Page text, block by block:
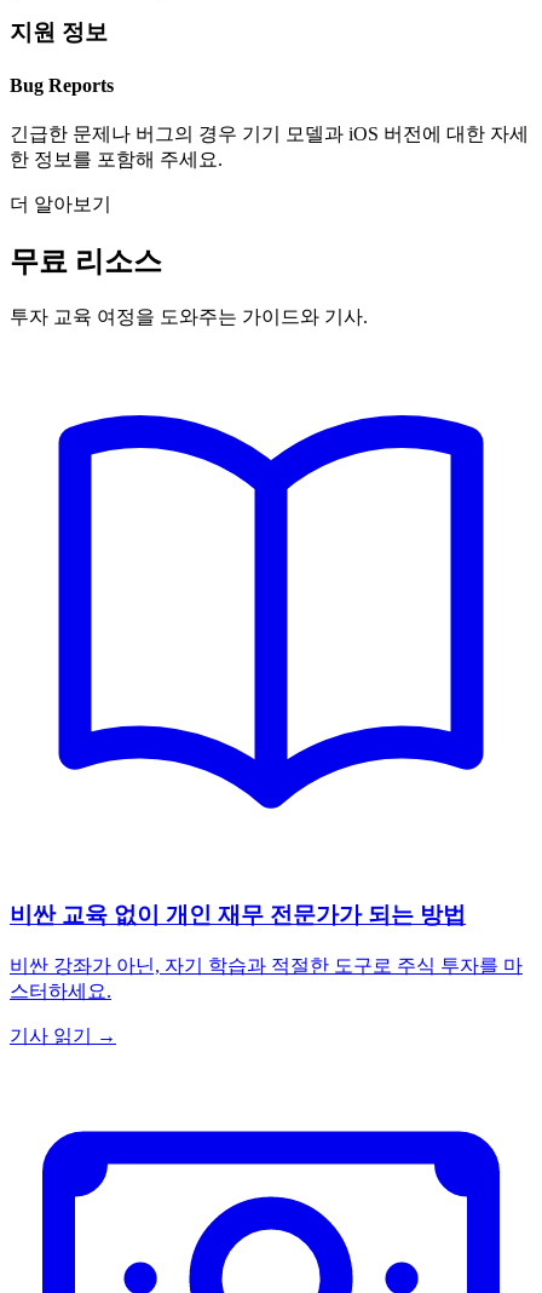
지원 정보
Bug Reports
긴급한 문제나 버그의 경우 기기 모델과 iOS 버전에 대한 자세
한 정보를 포함해 주세요.
더 알아보기
무료 리소스
투자 교육 여정을 도와주는 가이드와 기사.
비싼 교육 없이 개인 재무 전문가가 되는 방법
비싼 강좌가 아닌, 자기 학습과 적절한 도구로 주식 투자를 마
스터하세요.
기사 읽기 →